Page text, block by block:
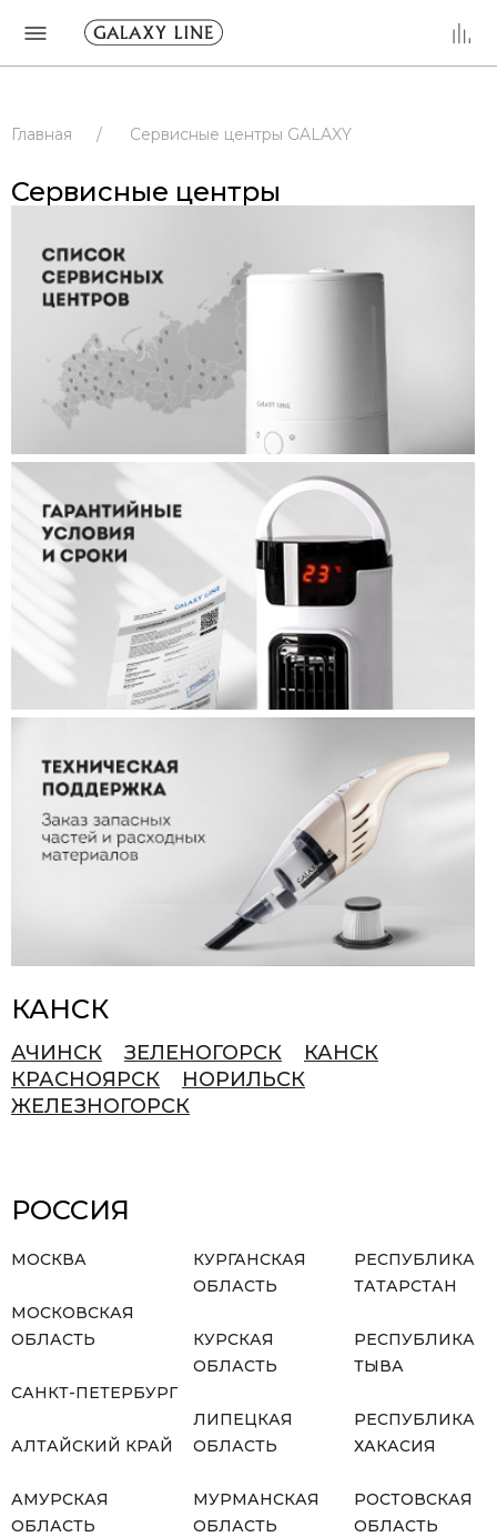
Главная / Сервисные центры GALAXY
Сервисные центры / РОССИЯ
КРАСНОЯРСКИЙ КРАЙ
Сервисные центры
КАНСК
АЧИНСК ЗЕЛЕНОГОРСК
КАНСК
КРАСНОЯРСК
НОРИЛЬСК
ЖЕЛЕЗНОГОРСК
РОССИЯ
МОСКВА
МОСКОВСКАЯ
ОБЛАСТЬ
САНКТ-ПЕТЕРБУРГ
АЛТАЙСКИЙ КРАЙ
АМУРСКАЯ
ОБЛАСТЬ
КУРГАНСКАЯ
ОБЛАСТЬ
КУРСКАЯ
ОБЛАСТЬ
ЛИПЕЦКАЯ
ОБЛАСТЬ
МУРМАНСКАЯ
ОБЛАСТЬ
РЕСПУБЛИКА
ТАТАРСТАН
РЕСПУБЛИКА
ТЫВА
РЕСПУБЛИКА
ХАКАСИЯ
РОСТОВСКАЯ
ОБЛАСТЬ